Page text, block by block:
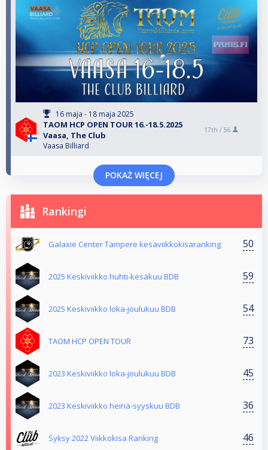
16 maja - 18 maja 2025
TAOM HCP OPEN TOUR 16.-18.5.2025
Vaasa, The Club
Vaasa Billiard
17th / 56
POKAŻ WIĘCEJ
Rankingi
Galaxie Center Tampere kesäviikkokisaranking 50
2025 Keskiviikko huhti-kesäkuu BDB 59
2025 Keskiviikko loka-joulukuu BDB 54
TAOM HCP OPEN TOUR 73
2023 Keskiviikko loka-joulukuu BDB 45
2023 Keskiviikko heinä-syyskuu BDB 36
Syksy 2022 Viikkokisa Ranking 46